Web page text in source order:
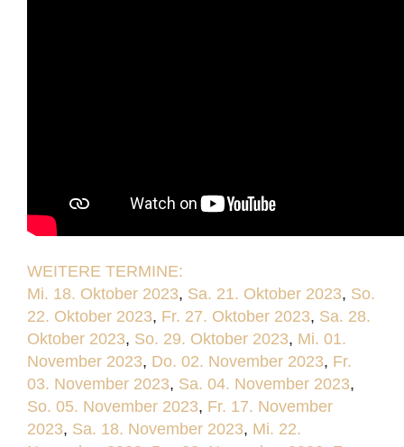
WEITERE TERMINE:
Mi. 18. Oktober 2023, Sa. 21. Oktober 2023, So.
22. Oktober 2023, Fr. 27. Oktober 2023, Sa. 28.
Oktober 2023, So. 29. Oktober 2023, Mi. 01.
November 2023, Do. 02. November 2023, Fr.
03. November 2023, Sa. 04. November 2023,
So. 05. November 2023, Fr. 17. November
2023, Sa. 18. November 2023, Mi. 22.